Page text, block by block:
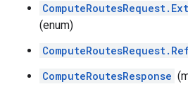
(enum)
ComputeRoutesResponse